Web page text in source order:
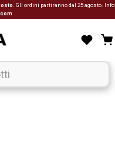
. Gli ordini partiranno dal 25 agosto. Info: